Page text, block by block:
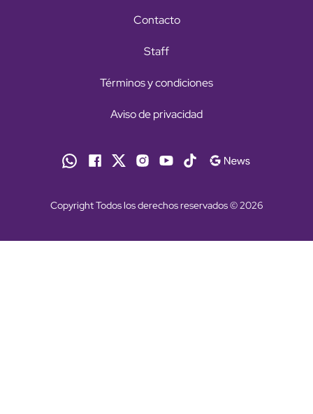
Contacto
Staff
Términos y condiciones
Aviso de privacidad
Copyright Todos los derechos reservados © 2026